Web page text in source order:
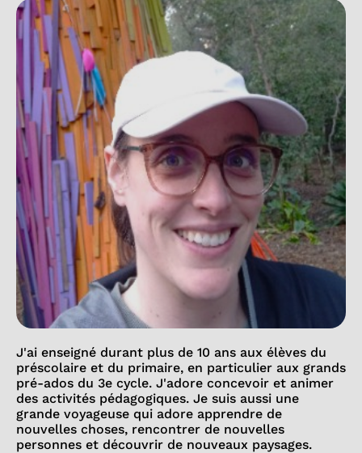
J'ai enseigné durant plus de 10 ans aux élèves du
préscolaire et du primaire, en particulier aux grands
pré-ados du 3e cycle. J'adore concevoir et animer
des activités pédagogiques. Je suis aussi une
grande voyageuse qui adore apprendre de
nouvelles choses, rencontrer de nouvelles
personnes et découvrir de nouveaux paysages.